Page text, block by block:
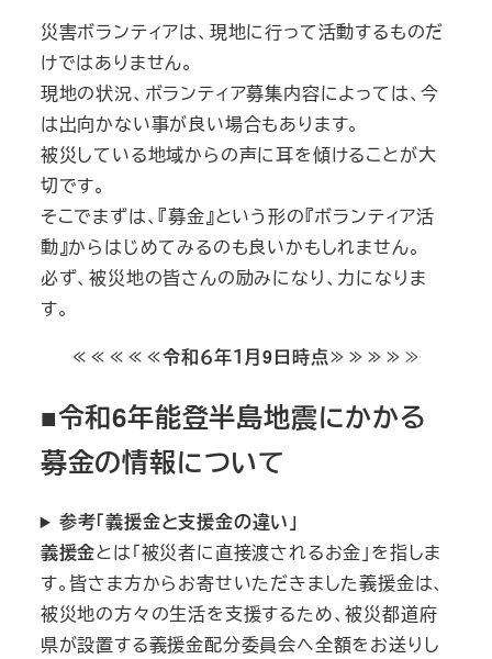
災害ボランティアは、現地に行って活動するものだ
けではありません。
現地の状況、ボランティア募集内容によっては、今
は出向かない事が良い場合もあります。
被災している地域からの声に耳を傾けることが大
切です。
そこでまずは、『募金』という形の『ボランティア活
動』からはじめてみるのも良いかもしれません。
必ず、被災地の皆さんの励みになり、力になりま
す。
≪≪≪≪≪令和６年１月9日時点≫≫≫≫ ≫
■令和6年能登半島地震にかかる
募金の情報について
参考「義援金と支援金の違い」
義援金とは「被災者に直接渡されるお金」を指しま
す。皆さま方からお寄せいただきました義援金は、
被災地の方々の生活を支援するため、被災都道府
県が設置する義援金配分委員会へ全額をお送りし